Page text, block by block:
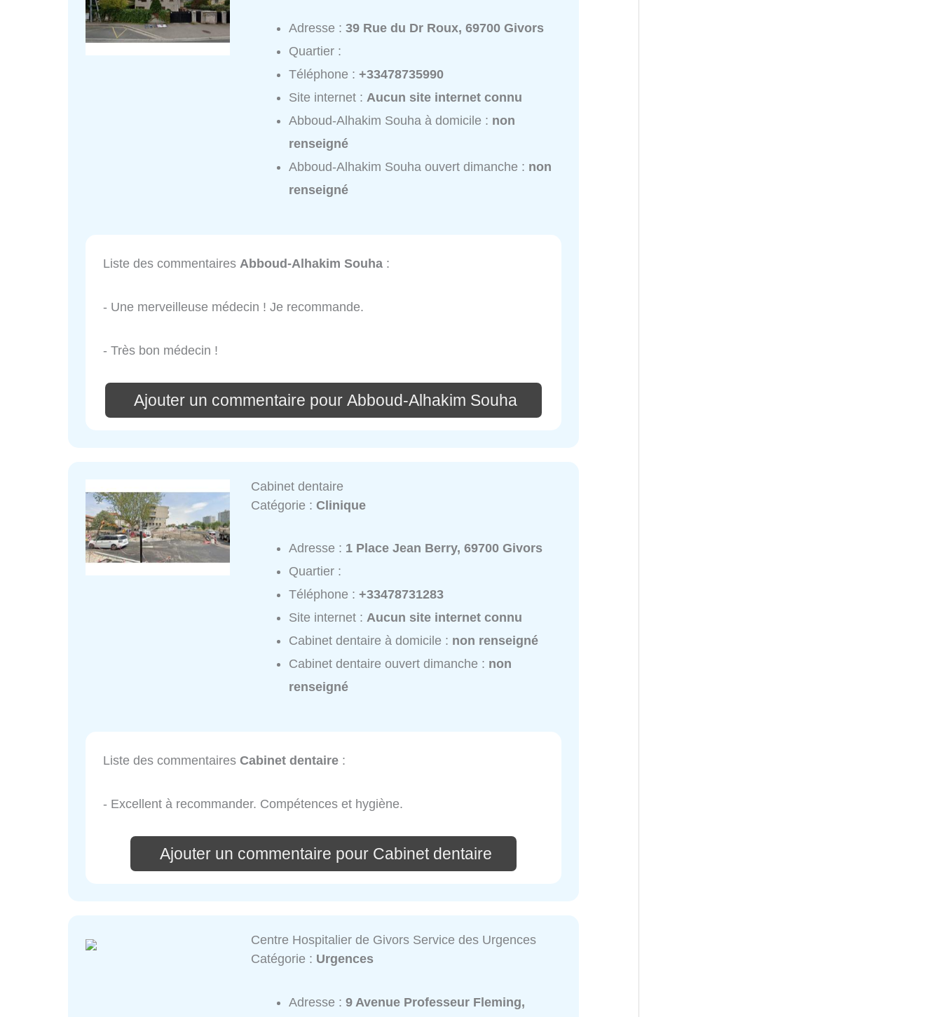
Adresse :39 Rue du Dr Roux, 69700 Givors
Quartier :
Téléphone :+33478735990
Site internet :Aucun site internet connu
Abboud-Alhakim Souha à domicile : non
renseigné
Abboud-Alhakim Souha ouvert dimanche : non
renseigné
Liste des commentaires Abboud-Alhakim Souha :
- Une merveilleuse médecin ! Je recommande.
- Très bon médecin !
Ajouter un commentaire pour Abboud-Alhakim Souha
Cabinet dentaire
Catégorie :Clinique
Adresse : 1 Place Jean Berry, 69700 Givors
Quartier :
Téléphone :+33478731283
Site internet :Aucun site internet connu
Cabinet dentaire à domicile : non renseigné
Cabinet dentaire ouvert dimanche : non
renseigné
Liste des commentaires Cabinet dentaire :
- Excellent à recommander. Compétences et hygiène.
Ajouter un commentaire pour Cabinet dentaire
Centre Hospitalier de Givors Service des Urgences
Catégorie : Urgences
Adresse :9 Avenue Professeur Fleming,